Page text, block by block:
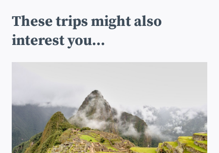
These trips might also
interest you...